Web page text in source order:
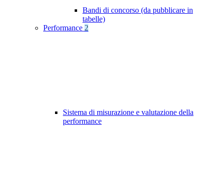
Bandi di concorso (da pubblicare in
tabelle)
Performance 2
Sistema di misurazione e valutazione della
performance